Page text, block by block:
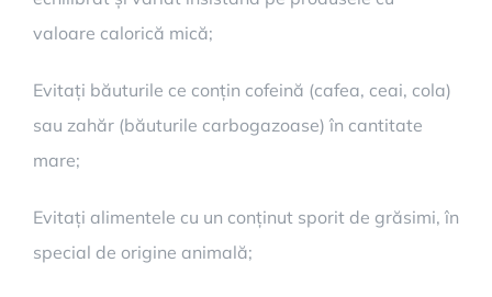
valoare calorică mică;
Evitați băuturile ce conțin cofeină (cafea, ceai, cola)
sau zahăr (băuturile carbogazoase) în cantitate
mare;
Evitați alimentele cu un conținut sporit de grăsimi, în
special de origine animală;